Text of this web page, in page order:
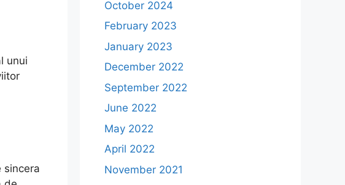
unui
sincera
October 2024
February 2023
January 2023
December 2022
September 2022
June 2022
May 2022
April 2022
November 2021